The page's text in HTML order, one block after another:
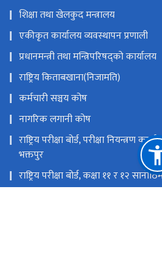
शिक्षा तथा खेलकुद मन्त्रालय
एकीकृत कार्यालय व्यवस्थापन प्रणाली
प्रधानमन्त्री तथा मन्त्रिपरिषद्को कार्यालय
राष्ट्रिय किताबखाना(निजामति)
कर्मचारी सञ्चय कोष
नागरिक लगानी कोष
राष्ट्रिय परीक्षा बोर्ड, परीक्षा नियन्त्रण
भक्तपुर
राष्ट्रिय परीक्षा बोर्ड, कक्षा ११ र १२